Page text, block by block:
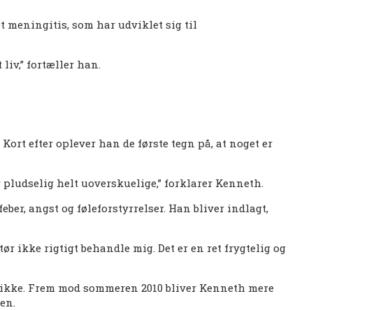
meningitis, som har udviklet sig til
liv,” fortæller han.
efter oplever han de første tegn på, at noget er
pludselig helt uoverskuelige,” forklarer Kenneth.
angst og føleforstyrrelser. Han bliver indlagt,
ikke rigtigt behandle mig. Det er en ret frygtelig og
Frem mod sommeren 2010 bliver Kenneth mere